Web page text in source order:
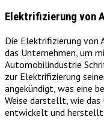
Elektrifizierung von
Die Elektrifizierung
das Unternehmen, um
Automobilindustrie
zur Elektrifizierung
angekündigt, was eine
Weise darstellt, wie das
entwickelt und herstellt.